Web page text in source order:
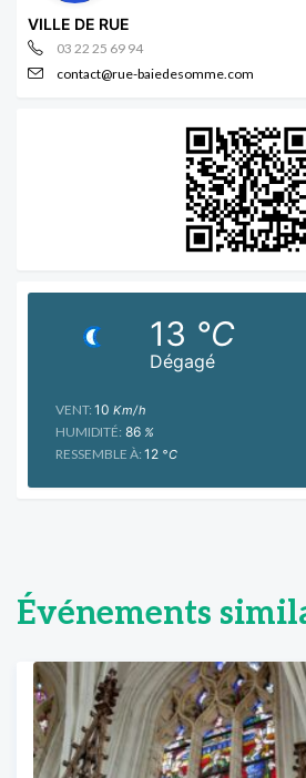
VILLE DE RUE
03 22 25 69 94
contact@rue-baiedesomme.com
Dégagé
13 °C
VENT: 10 Km/h
HUMIDITÉ: 86 %
RESSEMBLE À: 12 °C
Événements